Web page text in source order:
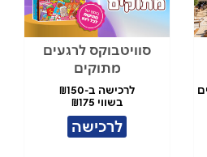
סוויטבוקס לרגעים
מתוקים
לרכישה ב-₪150
בשווי ₪175
לרכישה